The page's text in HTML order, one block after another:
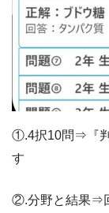
①.4択10問⇒『判
す
②.分野と結果⇒